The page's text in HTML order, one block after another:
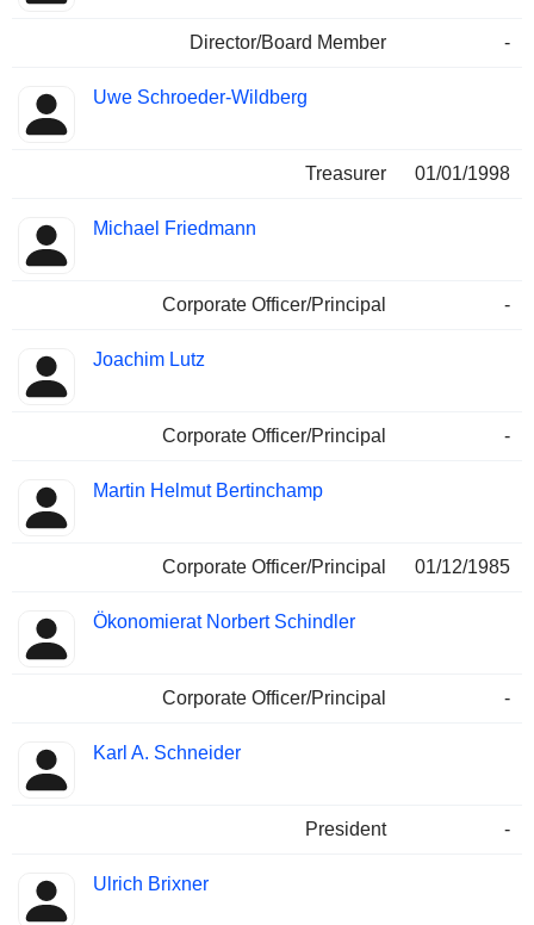
Director/Board Member -
Uwe Schroeder-Wildberg
Treasurer 01/01/1998
Michael Friedmann
Corporate Officer/Principal -
Joachim Lutz
Corporate Officer/Principal -
Martin Helmut Bertinchamp
Corporate Officer/Principal 01/12/1985
Ökonomierat Norbert Schindler
Corporate Officer/Principal -
Karl A. Schneider
President -
Ulrich Brixner